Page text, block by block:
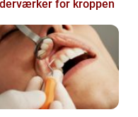
for kroppen